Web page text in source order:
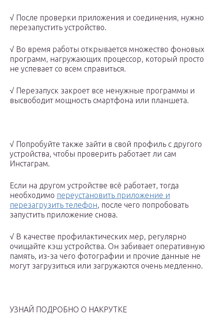
√ После проверки приложения и соединения, нужно
перезапустить устройство.
√ Во время работы открывается множество фоновых
программ, нагружающих процессор, который просто
не успевает со всем справиться.
√ Перезапуск закроет все ненужные программы и
высвободит мощность смартфона или планшета.
√ Попробуйте также зайти в свой профиль с другого
устройства, чтобы проверить работает ли сам
Инстаграм.
Если на другом устройстве всё работает, тогда
необходимо переустановить приложение и
перезагрузить телефон, после чего попробовать
запустить приложение снова.
√ В качестве профилактических мер, регулярно
очищайте кэш устройства. Он забивает оперативную
память, из-за чего фотографии и прочие данные не
могут загрузиться или загружаются очень медленно.
УЗНАЙ ПОДРОБНО О НАКРУТКЕ